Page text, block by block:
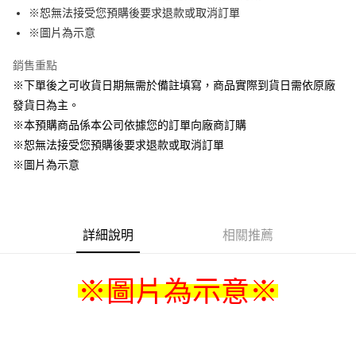
運送方式
預購訂單-宅配專用(🔺不同預購月份建議分開結帳，避免整筆訂單等
每筆NT$100，滿NT$1,300(含以上)免運費
預購訂單-離島宅配專用-(澎湖/金門/馬祖)(🔺不同預購月份建議分開
結帳，避免整筆訂單等超久)
每筆NT$220
※恕無法接受您預購後要求退款或取消訂單
※圖片為示意
銷售重點
※下單後之可收貨日期無需於備註填寫，商品實際到貨日需依原廠
發貨日為主。
※本預購商品係本公司依據您的訂單向廠商訂購
※恕無法接受您預購後要求退款或取消訂單
※圖片為示意
詳細說明 相關推薦
※圖片為示意※